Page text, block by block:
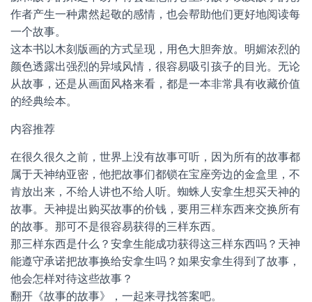
作者产生一种肃然起敬的感情，也会帮助他们更好地阅读每
一个故事。
这本书以木刻版画的方式呈现，用色大胆奔放。明媚浓烈的
颜色透露出强烈的异域风情，很容易吸引孩子的目光。无论
从故事，还是从画面风格来看，都是一本非常具有收藏价值
的经典绘本。
内容推荐
在很久很久之前，世界上没有故事可听，因为所有的故事都
属于天神纳亚密，他把故事们都锁在宝座旁边的金盒里，不
肯放出来，不给人讲也不给人听。蜘蛛人安拿生想买天神的
故事。天神提出购买故事的价钱，要用三样东西来交换所有
的故事。那可不是很容易获得的三样东西。
那三样东西是什么？安拿生能成功获得这三样东西吗？天神
能遵守承诺把故事换给安拿生吗？如果安拿生得到了故事，
他会怎样对待这些故事？
翻开《故事的故事》，一起来寻找答案吧。